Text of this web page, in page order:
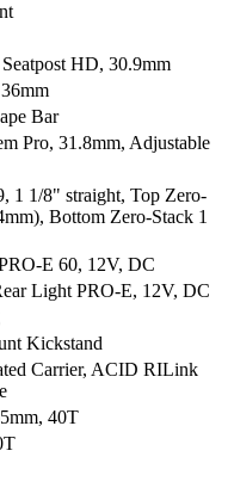
HD, 30.9mm
Bar
Pro, 31.8mm, Adjustable
1 1/8" straight, Top Zero-
Bottom Zero-Stack 1
E 60, 12V, DC
Light PRO-E, 12V, DC
Kickstand
Carrier, ACID RILink
40T